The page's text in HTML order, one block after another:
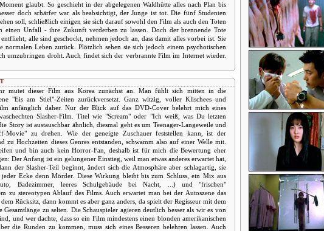
glaubt. So geschieht in der abgelegenen Waldhütte alles nach Plan bis
doch schärfer war als beabsichtigt, der Junge ist tot. Die fünf Studenten
soll, schließlich einigen sie sich darauf sowohl den Film als auch den Toten
einen Unfall - ihre Zukunft verderben zu lassen. Doch der brennende Tote
alle sind geschockt, nehmen jedoch an, dass damit alles vorbei ist. Sie
normalen Leben zurück. Plötzlich sehen sie sich jedoch einem psychotischen
umzubringen droht. Auch findet sich der verbrannte Film im Internet wieder.
mutet dieser Film aus Korea zunächst an. Man fühlt sich mitten in die
"Eis am Stiel"-Zeiten zurückversetzt. Ganz witzig, voller Klischees und
anfänglich daher. Nur der Blick auf das DVD-Cover belehrt mich eines
Slasher-Film. Titel wie "Scream" oder "Ich weiß, was Du letzten
Story ist austauschbar ähnlich, diesmal geht es um Teenager-Langeweile und
Movie" zu drehen. Wie der geneigte Zuschauer feststellen kann, ist der
zu Hochzeiten dieses Genres entstanden, schwamm also auf einer Welle mit.
und bin auch kein Horror-Fan, deshalb ist für mich die Bewertung eher
Der Anfang ist ein gelungener Einstieg, weil man etwas anderes erwartet hat,
der Slasher-Teil beginnt, ändert sich die Atmosphäre aber schlagartig, sie
Ecke denn Mörder. Diese Wirkung bleibt bis zum Schluss, ein Mix aus
Badezimmer, leeres Schulgebäude bei Nacht, ...) und "frischen"
zu stereotypen Ablauf des Films. Auch erwartet man bei der Autoszene das
Rücksitz, dann kommt es aber ganz anders, da spielt der Regisseur mit dem
zu selten. Die Schauspieler agieren deutlich besser als wir es von
und wer dachte, dass so ein Film mindestens einen blonden amerikanischen
die Runden zu kommen, muss sich eines Besseren belehren lassen. Auch